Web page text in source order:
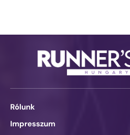
Rólunk
Impresszum